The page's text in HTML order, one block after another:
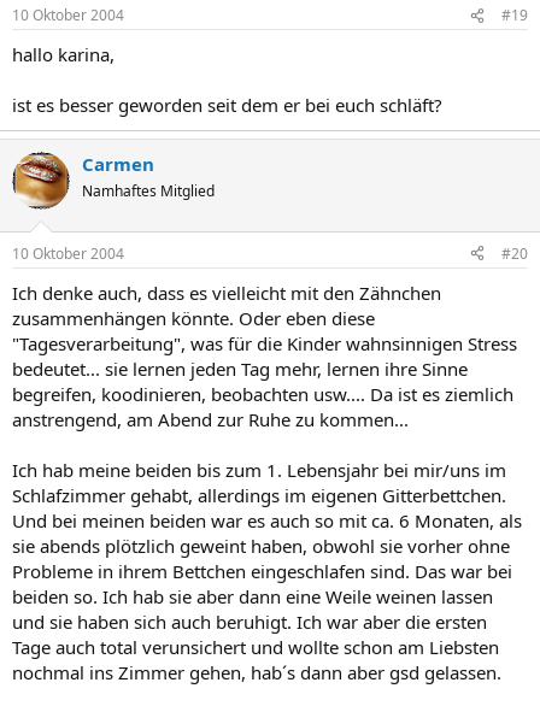
10 Oktober 2004 #19
hallo karina,
ist es besser geworden seit dem er bei euch schläft?
Carmen
Namhaftes Mitglied
10 Oktober 2004 #20
Ich denke auch, dass es vielleicht mit den Zähnchen
zusammenhängen könnte. Oder eben diese
"Tagesverarbeitung", was für die Kinder wahnsinnigen Stress
bedeutet... sie lernen jeden Tag mehr, lernen ihre Sinne
begreifen, koodinieren, beobachten usw.... Da ist es ziemlich
anstrengend, am Abend zur Ruhe zu kommen...
Ich hab meine beiden bis zum 1. Lebensjahr bei mir/uns im
Schlafzimmer gehabt, allerdings im eigenen Gitterbettchen.
Und bei meinen beiden war es auch so mit ca. 6 Monaten, als
sie abends plötzlich geweint haben, obwohl sie vorher ohne
Probleme in ihrem Bettchen eingeschlafen sind. Das war bei
beiden so. Ich hab sie aber dann eine Weile weinen lassen
und sie haben sich auch beruhigt. Ich war aber die ersten
Tage auch total verunsichert und wollte schon am Liebsten
nochmal ins Zimmer gehen, hab´s dann aber gsd gelassen.